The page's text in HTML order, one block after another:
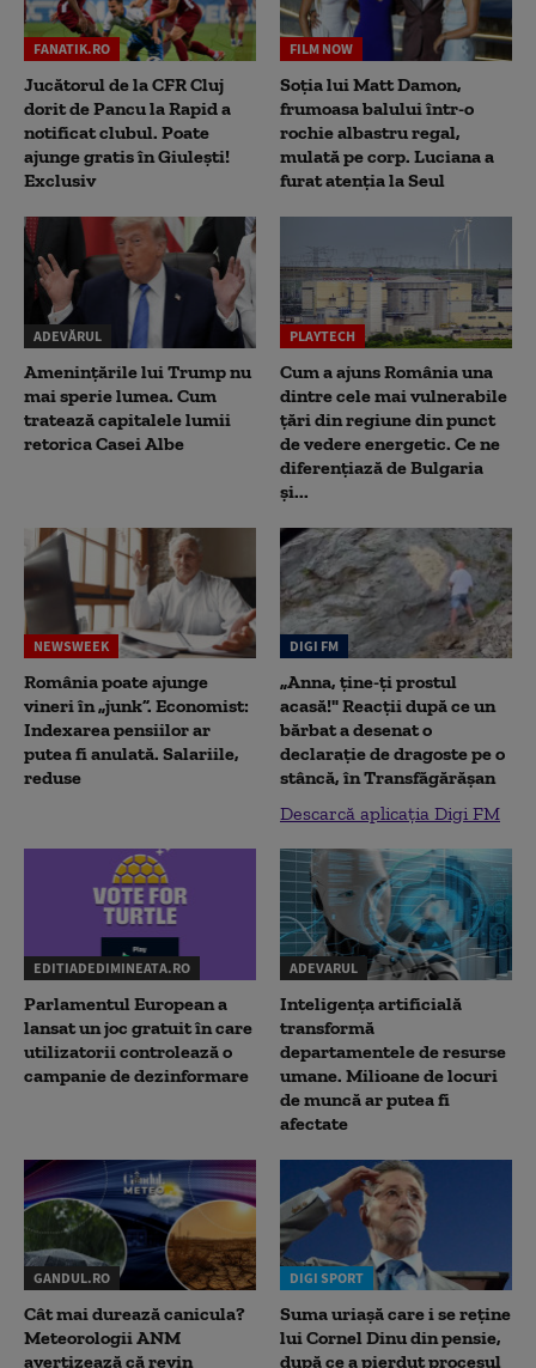
FANATIK.RO
Jucătorul de la CFR Cluj
dorit de Pancu la Rapid a
notificat clubul. Poate
ajunge gratis în Giulești!
Exclusiv
FILM NOW
Soția lui Matt Damon,
frumoasa balului într-o
rochie albastru regal,
mulată pe corp. Luciana a
furat atenția la Seul
ADEVĂRUL
Amenințările lui Trump nu
mai sperie lumea. Cum
tratează capitalele lumii
retorica Casei Albe
PLAYTECH
Cum a ajuns România una
dintre cele mai vulnerabile
țări din regiune din punct
de vedere energetic. Ce ne
diferențiază de Bulgaria
și...
NEWSWEEK
România poate ajunge
vineri în „junk”. Economist:
Indexarea pensiilor ar
putea fi anulată. Salariile,
reduse
DIGI FM
„Anna, ţine-ţi prostul
acasă!" Reacţii după ce un
bărbat a desenat o
declaraţie de dragoste pe o
stâncă, în Transfăgărăşan
Descarcă aplicația Digi FM
EDITIADEDIMINEATA.RO
Parlamentul European a
lansat un joc gratuit în care
utilizatorii controlează o
campanie de dezinformare
ADEVARUL
Inteligența artificială
transformă
departamentele de resurse
umane. Milioane de locuri
de muncă ar putea fi
afectate
GANDUL.RO
Cât mai durează canicula?
Meteorologii ANM
avertizează că revin
DIGI SPORT
Suma uriașă care i se reține
lui Cornel Dinu din pensie,
după ce a pierdut procesul